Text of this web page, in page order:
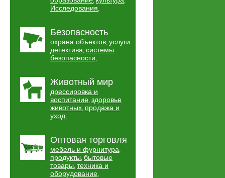
Исследования,
Безопасность
охрана объектов, услуги
детектива, системы
безопасности,
Животный мир
дрессировка и
воспитание, здоровье
животных, продажа и
уход,
Оптовая торговля
мебель и фурнитура,
продукты, бытовые
товары, техника и
оборудование,